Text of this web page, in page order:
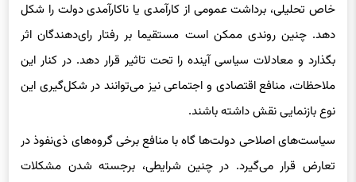
خاص تحلیلی، برداشت عمومی از کارآمدی یا ناکارآمدی دولت را شکل
دهد. چنین روندی ممکن است مستقیما بر رفتار رای‌دهندگان اثر
بگذارد و معادلات سیاسی آینده را تحت تاثیر قرار دهد. در کنار این
ملاحظات، منافع اقتصادی و اجتماعی نیز می‌توانند در شکل‌گیری این
نوع بازنمایی نقش داشته باشند.
سیاست‌های اصلاحی دولت‌ها گاه با منافع برخی گروه‌های ذی‌نفوذ در
تعارض قرار می‌گیرد. در چنین شرایطی، برجسته شدن مشکلات